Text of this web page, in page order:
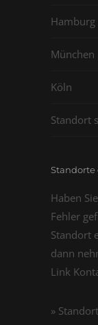
Hamburg
München
Köln
Standort
Standorte
Haben
Fehler
Standort
dann
Link
»